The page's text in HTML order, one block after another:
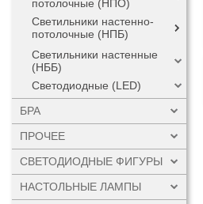
потолочные (НПО)
Светильники настенно-
потолочные (НПБ)
Светильники настенные
(НББ)
Светодиодные (LED)
БРА
ПРОЧЕЕ
СВЕТОДИОДНЫЕ ФИГУРЫ
НАСТОЛЬНЫЕ ЛАМПЫ